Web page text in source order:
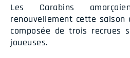
Les Carabins
renouvellement cette saison
composée de trois recrues
joueuses.